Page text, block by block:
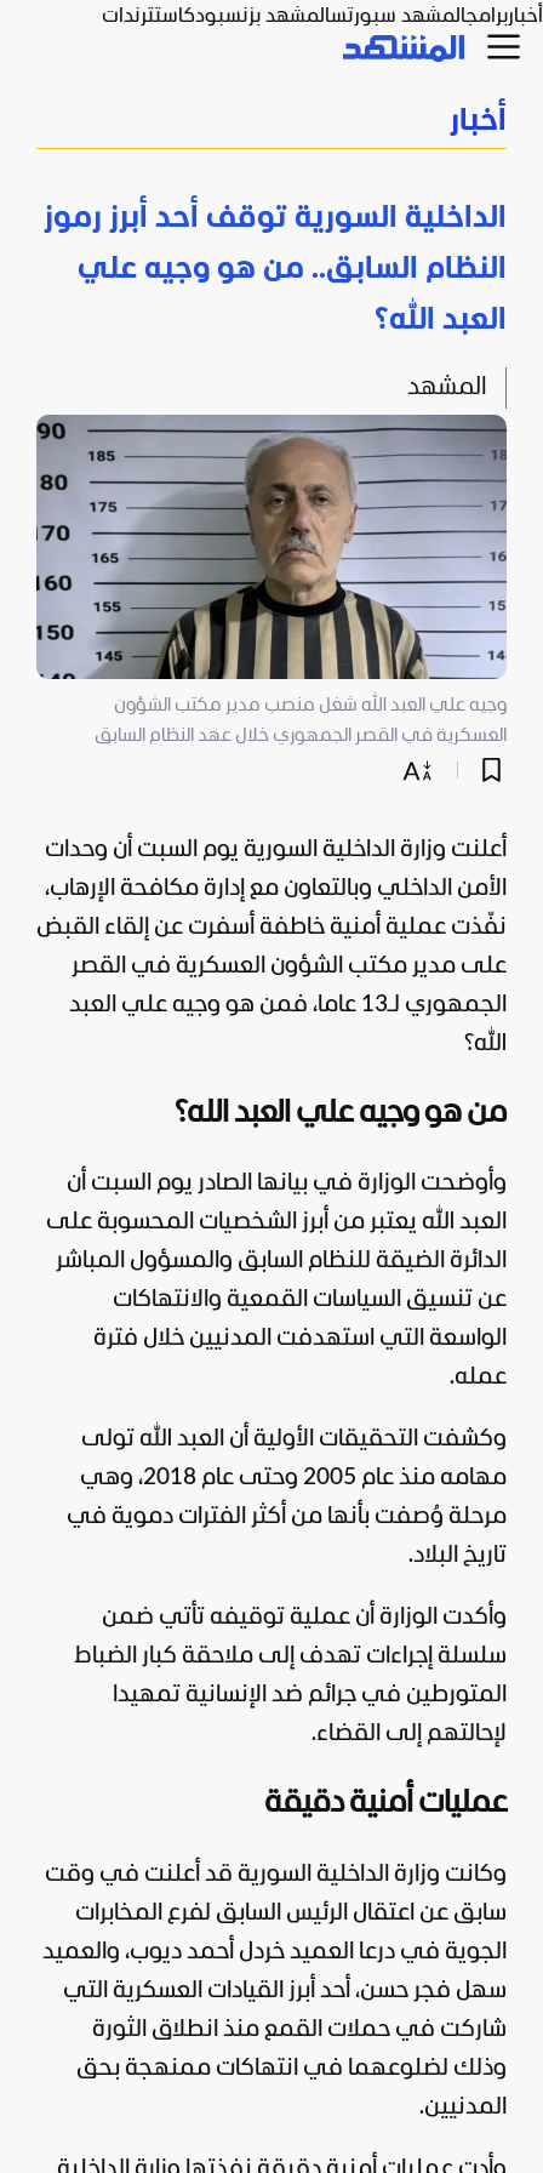
أخباربرامجالمشهد سبورتسالمشهد بزنسبودكاستترندات
أخبار
الداخلية السورية توقف أحد أبرز رموز
النظام السابق.. من هو وجيه علي
العبد الله؟
المشهد
وجيه علي العبد الله شغل منصب مدير مكتب الشؤون
العسكرية في القصر الجمهوري خلال عهد النظام السابق
أعلنت وزارة الداخلية السورية يوم السبت أن وحدات
الأمن الداخلي وبالتعاون مع إدارة مكافحة الإرهاب،
نفّذت عملية أمنية خاطفة أسفرت عن إلقاء القبض
على مدير مكتب الشؤون العسكرية في القصر
الجمهوري لـ13 عاما، فمن هو وجيه علي العبد
الله؟
من هو وجيه علي العبد الله؟
وأوضحت الوزارة في بيانها الصادر يوم السبت أن
العبد الله يعتبر من أبرز الشخصيات المحسوبة على
الدائرة الضيقة للنظام السابق والمسؤول المباشر
عن تنسيق السياسات القمعية والانتهاكات
الواسعة التي استهدفت المدنيين خلال فترة
عمله.
وكشفت التحقيقات الأولية أن العبد الله تولى
مهامه منذ عام 2005 وحتى عام 2018، وهي
مرحلة وُصفت بأنها من أكثر الفترات دموية في
تاريخ البلاد.
وأكدت الوزارة أن عملية توقيفه تأتي ضمن
سلسلة إجراءات تهدف إلى ملاحقة كبار الضباط
المتورطين في جرائم ضد الإنسانية تمهيدا
لإحالتهم إلى القضاء.
عمليات أمنية دقيقة
وكانت وزارة الداخلية السورية قد أعلنت في وقت
سابق عن اعتقال الرئيس السابق لفرع المخابرات
الجوية في درعا العميد خردل أحمد ديوب، والعميد
سهل فجر حسن، أحد أبرز القيادات العسكرية التي
شاركت في حملات القمع منذ انطلاق الثورة
وذلك لضلوعهما في انتهاكات ممنهجة بحق
المدنيين.